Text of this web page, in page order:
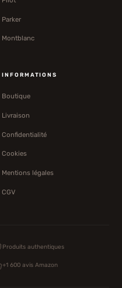
Parker
Montblanc
INFORMATIONS
Boutique
Livraison
Confidentialité
Cookies
Mentions légales
CGV
Produits authentiques
+1 600 avis Amazon